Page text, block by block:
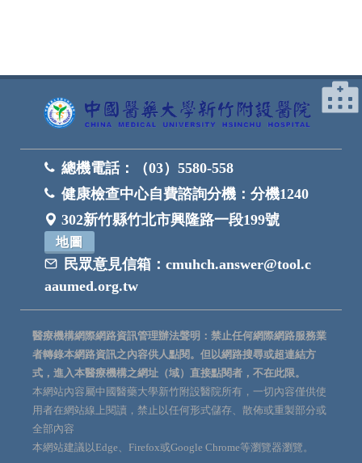
總機電話：
（03）5580-558
健康檢查中心自費諮詢分機： 分機1240
302新竹縣竹北市興隆路一段199號
地圖
民眾意見信箱： cmuhch.answer@tool.c
aaumed.org.tw
醫療機構網際網路資訊管理辦法聲明：禁止任何網際網路服務業
者轉錄本網路資訊之內容供人點閱。但以網路搜尋或超連結方
式，進入本醫療機構之網址（域）直接點閱者，不在此限。
本網站內容屬中國醫藥大學新竹附設醫院所有，一切內容僅供使
用者在網站線上閱讀，禁止以任何形式儲存、散佈或重製部分或
全部內容
本網站建議以Edge、Firefox或Google Chrome等瀏覽器瀏覽。